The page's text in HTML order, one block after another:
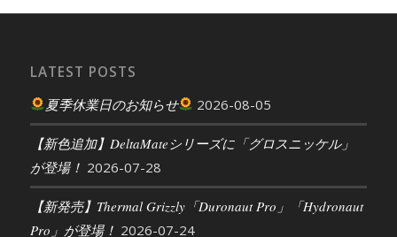
LATEST POSTS
夏季休業日のお知らせ 2026-08-05
【新色追加】DeltaMateシリーズに「グロスニッケル」
が登場！ 2026-07-28
【新発売】Thermal Grizzly「Duronaut Pro」「Hydronaut
Pro」が登場！ 2026-07-24